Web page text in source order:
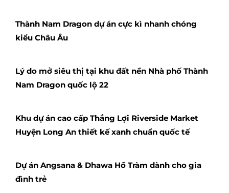
Thành Nam Dragon dự án cực kì nhanh chóng
kiểu Châu Âu
Lý do mở siêu thị tại khu đất nền Nhà phố Thành
Nam Dragon quốc lộ 22
Khu dự án cao cấp Thắng Lợi Riverside Market
Huyện Long An thiết kế xanh chuẩn quốc tế
Dự án Angsana & Dhawa Hồ Tràm dành cho gia
đình trẻ